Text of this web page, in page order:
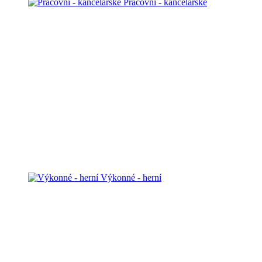
Pracovní - kancelářské
Výkonné - herní